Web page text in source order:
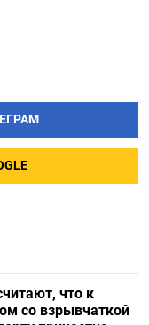
что к
со взрывчаткой